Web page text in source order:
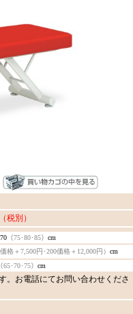
税別）
（75･80･85） cm
価格＋7,500円･200価格＋12,000円） cm
（65･70･75） cm
。お電話にてお問い合わせくださ